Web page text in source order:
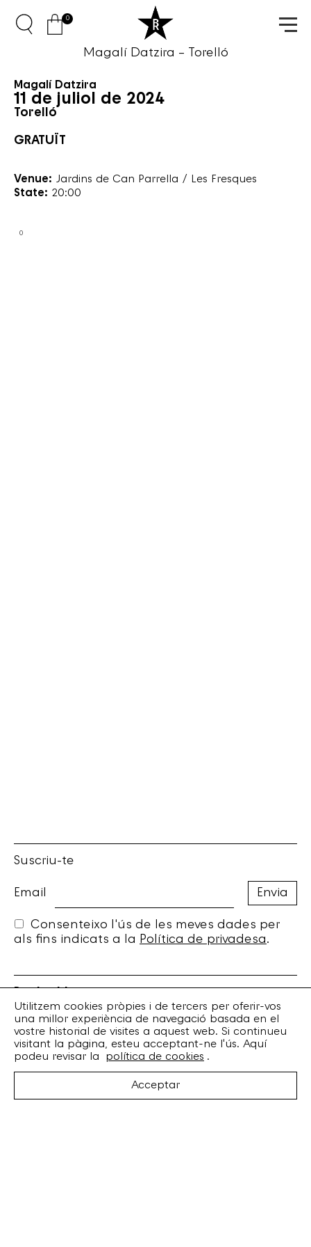
Magalí Datzira – Torelló
0
Magalí Datzira
11 de juliol de 2024
Torelló
GRATUÏT
Venue: Jardins de Can Parrella / Les Fresques
State: 20:00
0
Suscriu-te
Email
Consenteixo l'ús de les meves dades per
als fins indicats a la Política de privadesa.
Torrent de l’Olla, 203 Local 1
08012 Barcelona
+34 932 070 164
bankrobber@bankrobber.net
Utilitzem cookies pròpies i de tercers per oferir-vos
una millor experiència de navegació basada en el
vostre historial de visites a aquest web. Si continueu
visitant la pàgina, esteu acceptant-ne l'ús. Aquí
podeu revisar la
política de cookies .
Acceptar